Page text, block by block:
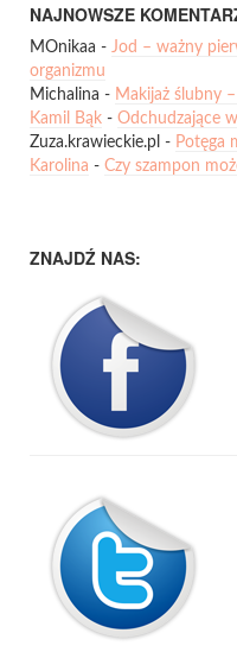
NAJNOWSZE
MOnikaa - Jod – ważny
organizmu
Michalina - Makijaż ślubny
Kamil Bąk - Odchudzające
Zuza.krawieckie.pl - Potęga
Karolina - Czy szampon
ZNAJDŹ NAS: